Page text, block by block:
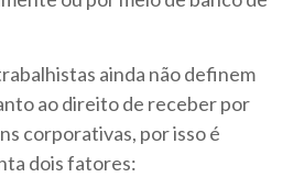
ainda não definem
ao direito de receber por
corporativas, por isso é
dois fatores: